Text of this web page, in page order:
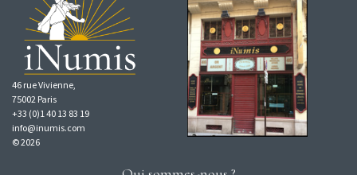
46 rue Vivienne,
75002 Paris
+33 (0)1 40 13 83 19
info@inumis.com
© 2026